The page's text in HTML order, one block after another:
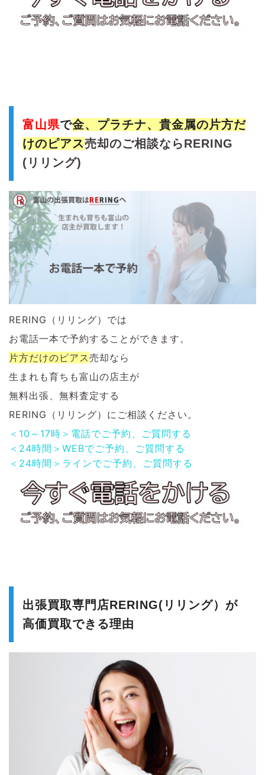
富山県で金、プラチナ、貴金属の片方だ
けのピアス売却のご相談ならRERING
(リリング)
RERING（リリング）では
お電話一本で予約することができます。
片方だけのピアス 売却なら
生まれも育ちも富山の店主が
無料出張、無料査定する
RERING（リリング）にご相談ください。
＜10～17時＞電話でご予約、ご質問する
＜24時間＞WEBでご予約、ご質問する
＜24時間＞ラインでご予約、ご質問する
出張買取専門店RERING(リリング）が
高価買取できる理由